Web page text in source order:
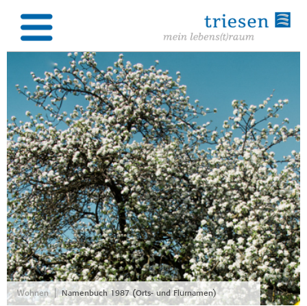
Wohnen | Namenbuch 1987 (Orts- und Flurnamen)